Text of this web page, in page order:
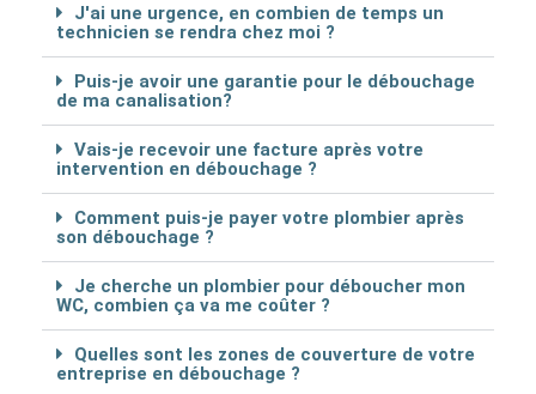
J'ai une urgence, en combien de temps un
technicien se rendra chez moi ?
Puis-je avoir une garantie pour le débouchage
de ma canalisation?
Vais-je recevoir une facture après votre
intervention en débouchage ?
Comment puis-je payer votre plombier après
son débouchage ?
Je cherche un plombier pour déboucher mon
WC, combien ça va me coûter ?
Quelles sont les zones de couverture de votre
entreprise en débouchage ?